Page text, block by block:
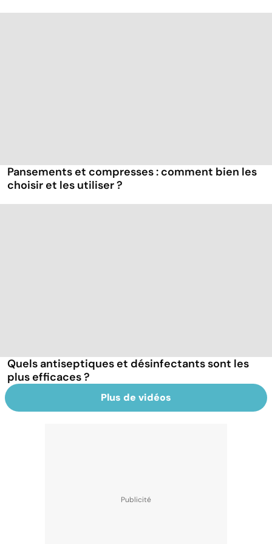
Pansements et compresses : comment bien les
choisir et les utiliser ?
Quels antiseptiques et désinfectants sont les
plus efficaces ?
Plus de vidéos